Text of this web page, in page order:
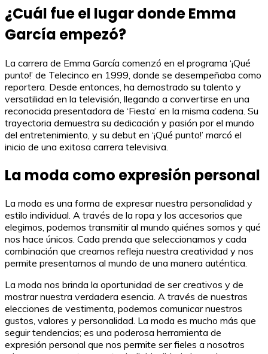
¿Cuál fue el lugar donde Emma
García empezó?
La carrera de Emma García comenzó en el programa ‘¡Qué
punto!’ de Telecinco en 1999, donde se desempeñaba como
reportera. Desde entonces, ha demostrado su talento y
versatilidad en la televisión, llegando a convertirse en una
reconocida presentadora de ‘Fiesta’ en la misma cadena. Su
trayectoria demuestra su dedicación y pasión por el mundo
del entretenimiento, y su debut en ‘¡Qué punto!’ marcó el
inicio de una exitosa carrera televisiva.
La moda como expresión personal
La moda es una forma de expresar nuestra personalidad y
estilo individual. A través de la ropa y los accesorios que
elegimos, podemos transmitir al mundo quiénes somos y qué
nos hace únicos. Cada prenda que seleccionamos y cada
combinación que creamos refleja nuestra creatividad y nos
permite presentarnos al mundo de una manera auténtica.
La moda nos brinda la oportunidad de ser creativos y de
mostrar nuestra verdadera esencia. A través de nuestras
elecciones de vestimenta, podemos comunicar nuestros
gustos, valores y personalidad. La moda es mucho más que
seguir tendencias; es una poderosa herramienta de
expresión personal que nos permite ser fieles a nosotros